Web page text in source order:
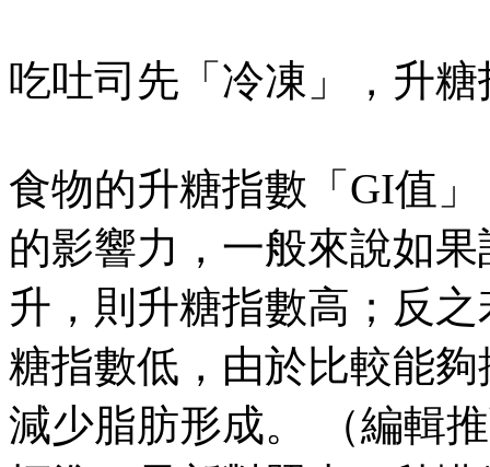
吃吐司先「冷凍」，升
食物的升糖指數「GI值
的影響力，一般來說如
升，則升糖指數高；反
糖指數低，由於比較能
減少脂肪形成。 （編輯